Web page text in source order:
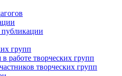
публикации
групп
работе творческих групп
творческих групп